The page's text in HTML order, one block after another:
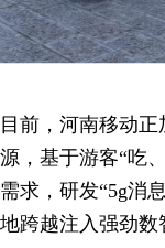
目前，河南移动
源，基于游客“吃
需求，研发“5g消
地跨越注入强劲数